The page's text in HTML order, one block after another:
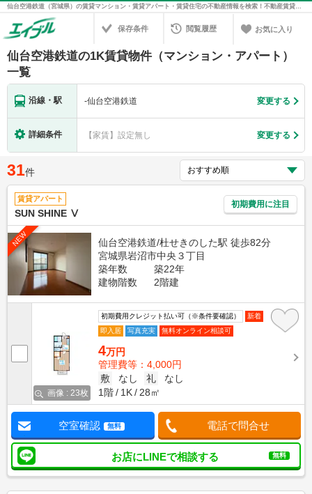
仙台空港鉄道（宮城県）の賃貸マンション・賃貸アパート・賃貸住宅の不動産情報を検索！不動産賃貸の物件探しは、お部屋探しのエイブル
保存条件 閲覧履歴 お気に入り
仙台空港鉄道の1K賃貸物件（マンション・アパート）
一覧
沿線・駅 -仙台空港鉄道 変更する
詳細条件 【家賃】設定無し 変更する
31件
賃貸アパート
SUN SHINE Ⅴ
初期費用に注目
NEW
仙台空港鉄道/杜せきのした駅 徒歩82分
宮城県岩沼市中央３丁目
築年数
築22年
建物階数
2階建
画像 : 23枚
初期費用クレジット払い可（※条件要確認）
新着
即入居
写真充実 無料オンライン相談可
4万円
管理費等：4,000円
敷
なし 礼
なし
1階
1K 28㎡
空室確認 無料 電話で問合せ
お店にLINEで相談する 無料